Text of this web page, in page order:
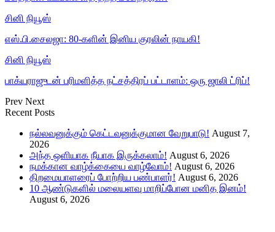
சினி நியூஸ்
எஸ்.பி.சைலஜா: 80-களின் இனிய குரலின் நாயகி!
சினி நியூஸ்
பாக்யராஜுடன் பரிமளித்த நட்சத்திரப் பட்டாளம்: ஒரு ஜாலி ட்ரிப்!
Prev Next
Recent Posts
நல்லவனுக்கும் கெட்டவனுக்குமான வேறுபாடு! August 7,
2026
அந்த ஒளியாக நீயாக இருக்கலாம்! August 6, 2026
நமக்கான வாழ்க்கையை வாழ்வோம்! August 6, 2026
திறமையாளரைப் போற்றிய பண்பாளர்! August 6, 2026
10 ஆண்டுகளில் மலையளவு மாறிப்போன மனித இனம்!
August 6, 2026